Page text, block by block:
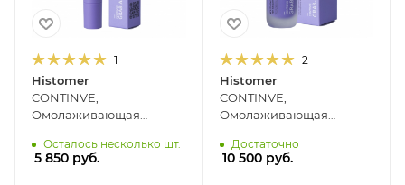
1
Histomer
CONTINVE,
Омолаживающая
для области вокруг глаз
и губ HISTOMER, 15 мл
Осталось несколько шт.
5 850 руб.
2
Histomer
CONTINVE,
Омолаживающая
часа HISTOMER, 30 мл
Достаточно
10 500руб.